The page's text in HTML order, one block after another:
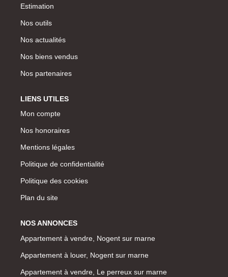
Estimation
Nos outils
Nos actualités
Nos biens vendus
Nos partenaires
LIENS UTILES
Mon compte
Nos honoraires
Mentions légales
Politique de confidentialité
Politique des cookies
Plan du site
NOS ANNONCES
Appartement à vendre, Nogent sur marne
Appartement à louer, Nogent sur marne
Appartement à vendre, Le perreux sur marne